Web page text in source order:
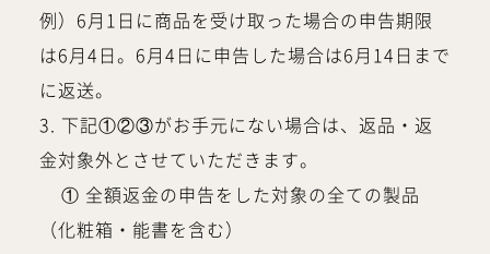
例）6月1日に商品を受け取った場合の申告期限
は6月4日。6月4日に申告した場合は6月14日まで
に返送。
3. 下記①②③がお手元にない場合は、返品・返
金対象外とさせていただきます。
① 全額返金の申告をした対象の全ての製品
（化粧箱・能書を含む）